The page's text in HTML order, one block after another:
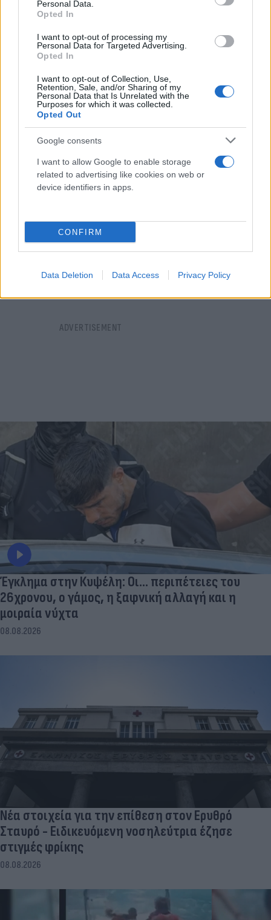
Personal Data.
Opted In
I want to opt-out of processing my
Personal Data for Targeted Advertising.
Opted In
I want to opt-out of Collection, Use,
Retention, Sale, and/or Sharing of my
Personal Data that Is Unrelated with the
Purposes for which it was collected.
Opted Out
Google consents
I want to allow Google to enable storage
related to advertising like cookies on web or
device identifiers in apps.
CONFIRM
Data Deletion Data Access Privacy Policy
«Hot-dry-windy»: Το καιρικό κοκτέιλ που
προκαλεί συναγερμό για φωτιές το
Έγκλημα στην Κυψέλη: Οι... περιπέτειες του
26χρονου, ο γάμος, η ξαφνική αλλαγή και η
μοιραία νύχτα
08.08.2026
Νέα στοιχεία για την επίθεση στον Ερυθρό
Σταυρό - Ειδικευόμενη νοσηλεύτρια έζησε
στιγμές φρίκης
08.08.2026